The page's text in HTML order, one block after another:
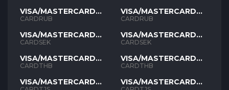
VISA/MASTERCARD
RUB
CARDRUB
VISA/MASTERCARD
SEK
CARDSEK
VISA/MASTERCARD
THB
CARDTHB
VISA/MASTERCARD
VISA/MASTERCARD
RUB
CARDRUB
VISA/MASTERCARD
SEK
CARDSEK
VISA/MASTERCARD
THB
CARDTHB
VISA/MASTERCARD